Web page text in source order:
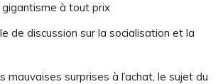
à tout prix
de discussion sur la socialisation et la
mauvaises surprises à l’achat, le sujet du